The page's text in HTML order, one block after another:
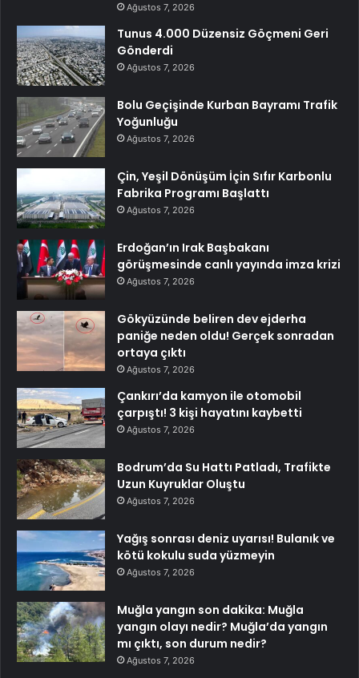
Ağustos 7, 2026
Tunus 4.000 Düzensiz Göçmeni Geri
Gönderdi
Ağustos 7, 2026
Bolu Geçişinde Kurban Bayramı Trafik
Yoğunluğu
Ağustos 7, 2026
Çin, Yeşil Dönüşüm İçin Sıfır Karbonlu
Fabrika Programı Başlattı
Ağustos 7, 2026
Erdoğan’ın Irak Başbakanı
görüşmesinde canlı yayında imza krizi
Ağustos 7, 2026
Gökyüzünde beliren dev ejderha
paniğe neden oldu! Gerçek sonradan
ortaya çıktı
Ağustos 7, 2026
Çankırı’da kamyon ile otomobil
çarpıştı! 3 kişi hayatını kaybetti
Ağustos 7, 2026
Bodrum’da Su Hattı Patladı, Trafikte
Uzun Kuyruklar Oluştu
Ağustos 7, 2026
Yağış sonrası deniz uyarısı! Bulanık ve
kötü kokulu suda yüzmeyin
Ağustos 7, 2026
Muğla yangın son dakika: Muğla
yangın olayı nedir? Muğla’da yangın
mı çıktı, son durum nedir?
Ağustos 7, 2026